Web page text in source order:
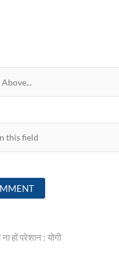
हों परेशान : योगी